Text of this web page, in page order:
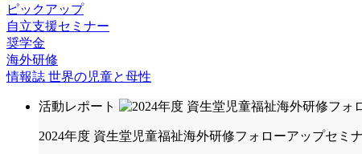
ピックアップ
自立支援セミナー
奨学金
海外研修
情報誌 世界の児童と母性
活動レポート
2024年度 資生堂児童福祉海外研修フォローアップセミ